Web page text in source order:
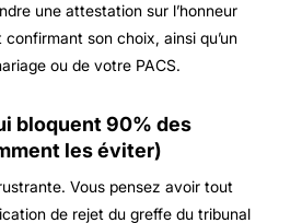
une attestation sur l’honneur
son choix, ainsi qu’un
ou de votre PACS.
bloquent 90% des
les éviter)
Vous pensez avoir tout
de rejet du greffe du tribunal